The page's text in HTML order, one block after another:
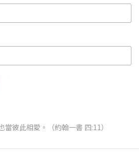
彼此相愛。（約翰一書 四:11）